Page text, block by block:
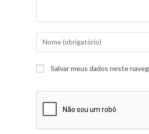
Salvar meus dados neste